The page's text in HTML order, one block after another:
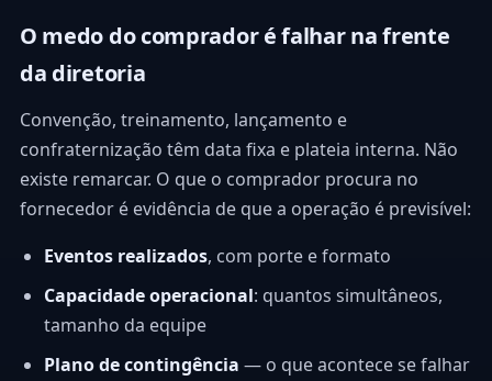
O medo do comprador é falhar na frente
da diretoria
Convenção, treinamento, lançamento e
confraternização têm data fixa e plateia interna. Não
existe remarcar. O que o comprador procura no
fornecedor é evidência de que a operação é previsível:
Eventos realizados, com porte e formato
Capacidade operacional: quantos simultâneos,
tamanho da equipe
Plano de contingência — o que acontece se falhar